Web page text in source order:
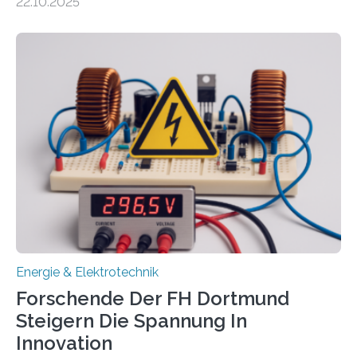
neuen EU-geförderten Transfer-Projekte zu
Energietechnologien werden vom Europäischen
Sozialfonds Plus (ESF+) gefördert – mit einer
Gesamtsumme von mehr als zwei Millionen Euro.
Damit zählt die Hochschule zu den großen
Gewinnerinnen der aktuellen Förderrunde des
Bayerischen Wissenschaftsministeriums. Im
Mittelpunkt steht der direkte Wissenstransfer: Neue
wissenschaftliche Erkenntnisse sollen rasch in die
Energie & Elektrotechnik
Forschende Der FH Dortmund
Steigern Die Spannung In
Innovation